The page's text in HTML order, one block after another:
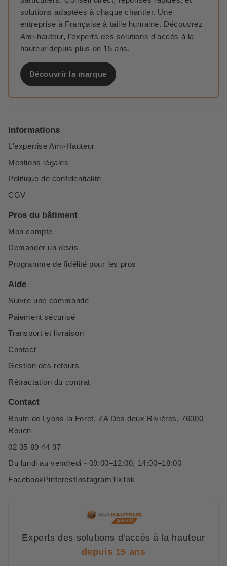
solutions adaptées à chaque chantier. Une
entreprise à Française à taille humaine. Découvrez
Ami-hauteur, l'experts des solutions d'accès à la
hauteur depuis plus de 15 ans.
Découvrir la marque
Informations
L'expertise Ami-Hauteur
Mentions légales
Politique de confidentialité
CGV
Pros du bâtiment
Mon compte
Demander un devis
Programme de fidélité pour les pros
Aide
Suivre une commande
Paiement sécurisé
Transport et livraison
Contact
Gestion des retours
Rétractation du contrat
Contact
Route de Lyons la Foret, ZA Des deux Rivières, 76000
Rouen
02 35 89 44 97
Du lundi au vendredi - 09:00–12:00, 14:00–18:00
FacebookPinterestInstagramTikTok
Experts des solutions d'accès à la hauteur
depuis 15 ans